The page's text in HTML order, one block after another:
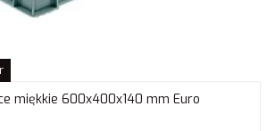
miękkie 600x400x140 mm Euro